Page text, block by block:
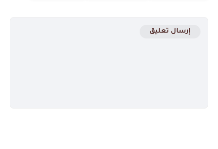
إرسال تعليق